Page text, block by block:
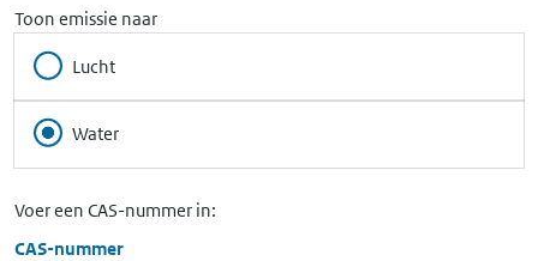
Toon emissie naar
Lucht
Water
Voer een CAS-nummer in:
CAS-nummer